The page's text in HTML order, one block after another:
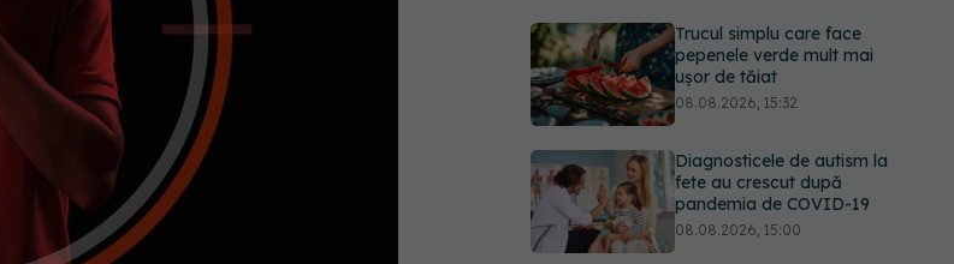
Trucul simplu care face
pepenele verde mult mai
ușor de tăiat
08.08.2026, 15:32
Diagnosticele de autism la
fete au crescut după
pandemia de COVID-19
08.08.2026, 15:00